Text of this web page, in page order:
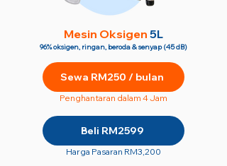
Mesin Oksigen 5L
96% oksigen, ringan, beroda & senyap (45 dB)
Sewa RM250 / bulan
Penghantaran dalam 4 Jam
Beli RM2599
Harga Pasaran RM3,200